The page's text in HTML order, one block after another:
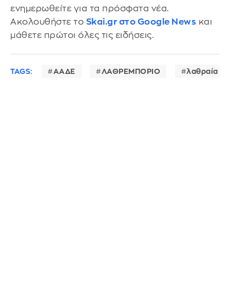
ενημερωθείτε για τα πρόσφατα νέα.
Ακολουθήστε το Skai.gr στο Google News και
μάθετε πρώτοι όλες τις ειδήσεις.
TAGS: ΑΑΔΕ ΛΑΘΡΕΜΠΟΡΙΟ λαθραία